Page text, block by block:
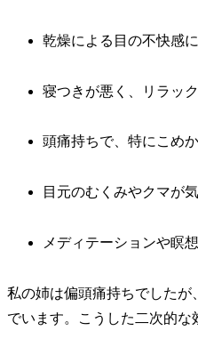
乾燥による目の不快感
寝つきが悪く、リラッ
頭痛持ちで、特にこめ
目元のむくみやクマが
メディテーションや瞑
私の姉は偏頭痛持ちでした
でいます。こうした二次的な